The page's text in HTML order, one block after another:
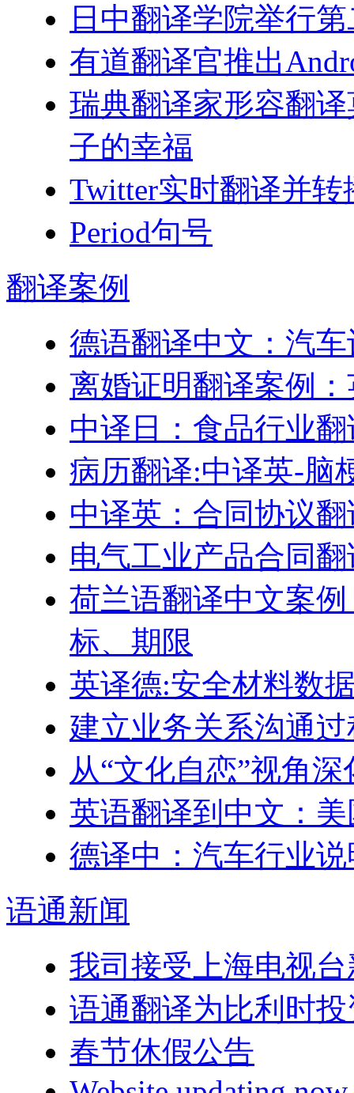
日中翻译学院举行
有道翻译官推出
瑞典翻译家形容翻
子的幸福
Twitter实时翻译并
Period句号
翻译案例
德语翻译中文：汽
离婚证明翻译案例
中译日：食品行业翻
病历翻译:中译英-脑
中译英：合同协议
电气工业产品合同
荷兰语翻译中文案
标、期限
英译德:安全材料数
建立业务关系沟通
从“文化自恋”视角
英语翻译到中文：
德译中：汽车行业
语通新闻
我司接受上海电视
语通翻译为比利时
春节休假公告